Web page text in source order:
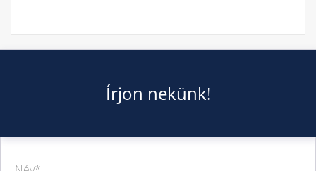
Írjon nekünk!